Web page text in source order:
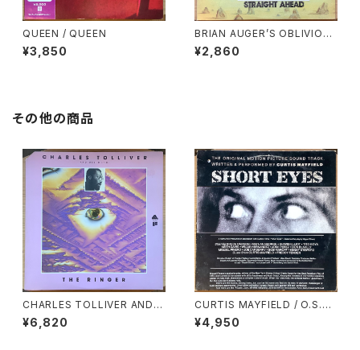
QUEEN / QUEEN
¥3,850
BRIAN AUGER’S OBLIVION
EXPRESS / STRAIGHT AHE
AD
¥2,860
その他の商品
CHARLES TOLLIVER AND
MUSIC INC. / THE RINGER
¥6,820
CURTIS MAYFIELD / O.S.T.
/ SHORT EYES
¥4,950